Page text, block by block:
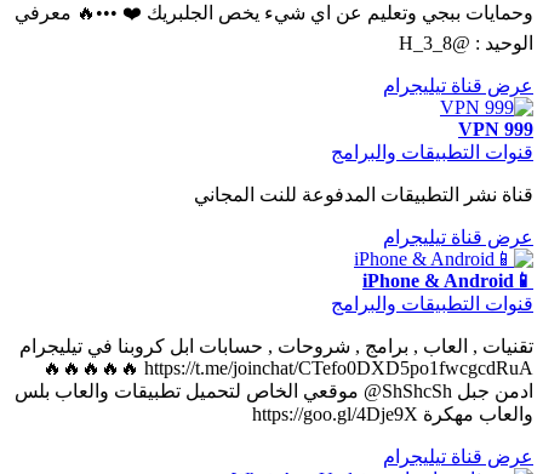
وحمايات ببجي وتعليم عن اي شيء يخص الجلبريك ❤️ •••🔥 معرفي
الوحيد : @H_3_8
عرض قناة تيليجرام
VPN 999
قنوات التطبيقات والبرامج
قناة نشر التطبيقات المدفوعة للنت المجاني
عرض قناة تيليجرام
📱iPhone & Android
قنوات التطبيقات والبرامج
تقنيات , العاب , برامج , شروحات , حسابات ابل كروبنا في تيليجرام
https://t.me/joinchat/CTefo0DXD5po1fwcgcdRuA 🔥🔥🔥🔥🔥
ادمن جبل ShShcSh@ موقعي الخاص لتحميل تطبيقات والعاب بلس
والعاب مهكرة https://goo.gl/4Dje9X
عرض قناة تيليجرام